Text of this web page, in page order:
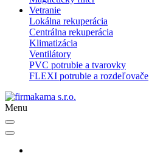
Vetranie
Lokálna rekuperácia
Centrálna rekuperácia
Klimatizácia
Ventilátory
PVC potrubie a tvarovky
FLEXI potrubie a rozdeľovače
Menu